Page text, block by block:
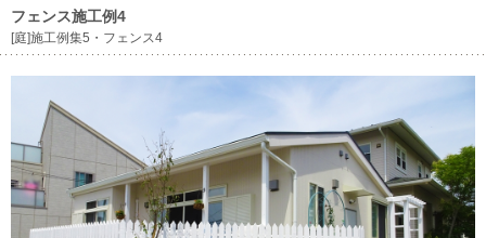
フェンス施工例4
[庭]施工例集5・フェンス4